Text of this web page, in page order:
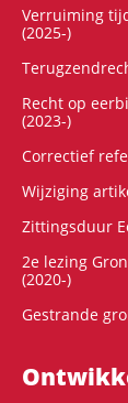
Verruiming
(2025-)
Recht op
(2023-)
Correctief
Wijziging
Zittingsduur
2e lezing
(2020-)
Gestrande